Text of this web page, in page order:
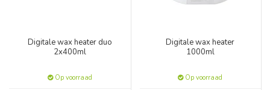
Digitale wax heater duo
2x400ml
Op voorraad
Digitale wax heater
1000ml
Op voorraad